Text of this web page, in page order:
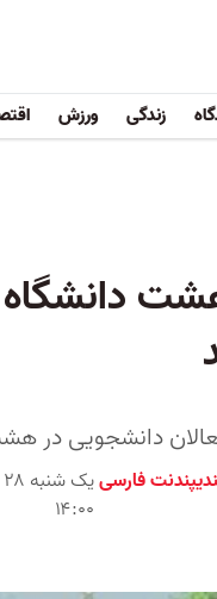
زندگی ورزش
دانشگاه
دانشجویی در
فارسی
۱۴:۰۰